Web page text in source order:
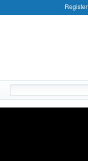
Register